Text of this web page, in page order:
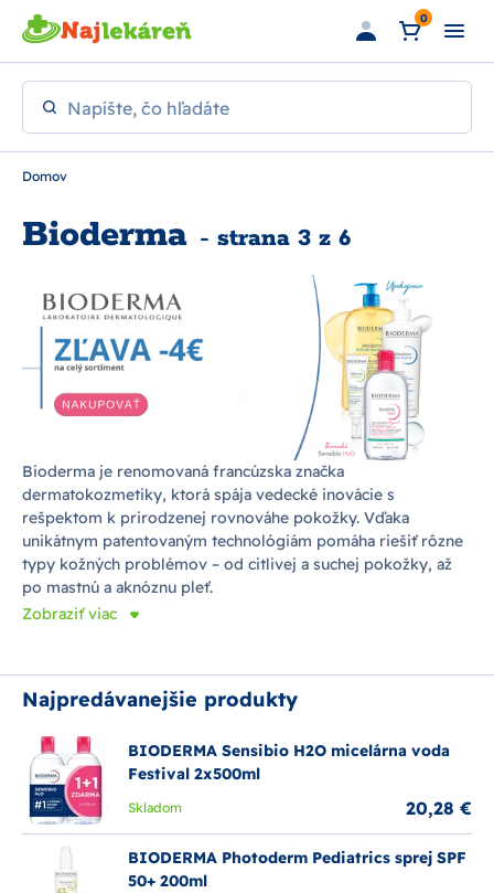
Preskočiť na hlavný obsah 0
Napíšte, čo hľadáte
Domov
Bioderma - strana 3 z 6
Bioderma je renomovaná francúzska značka
dermatokozmetiky, ktorá spája vedecké inovácie s
rešpektom k prirodzenej rovnováhe pokožky. Vďaka
unikátnym patentovaným technológiám pomáha riešiť rôzne
typy kožných problémov – od citlivej a suchej pokožky, až
po mastnú a aknóznu pleť.
Zobraziť viac
Najpredávanejšie produkty
BIODERMA Sensibio H2O micelárna voda
Festival 2x500ml
Skladom 20,28 €
BIODERMA Photoderm Pediatrics sprej SPF
50+ 200ml